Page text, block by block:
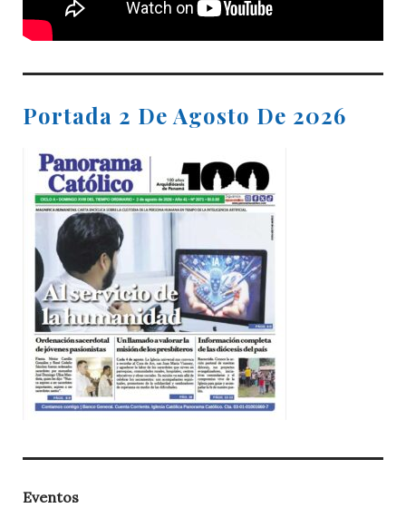
Portada 2 De Agosto De 2026
Eventos